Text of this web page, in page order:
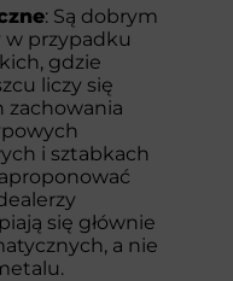
: Są dobrym
w przypadku
gdzie
liczy się
zachowania
i sztabkach
się głównie
a nie